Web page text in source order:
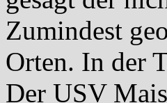
Zumindest
Orten. In der
Der USV